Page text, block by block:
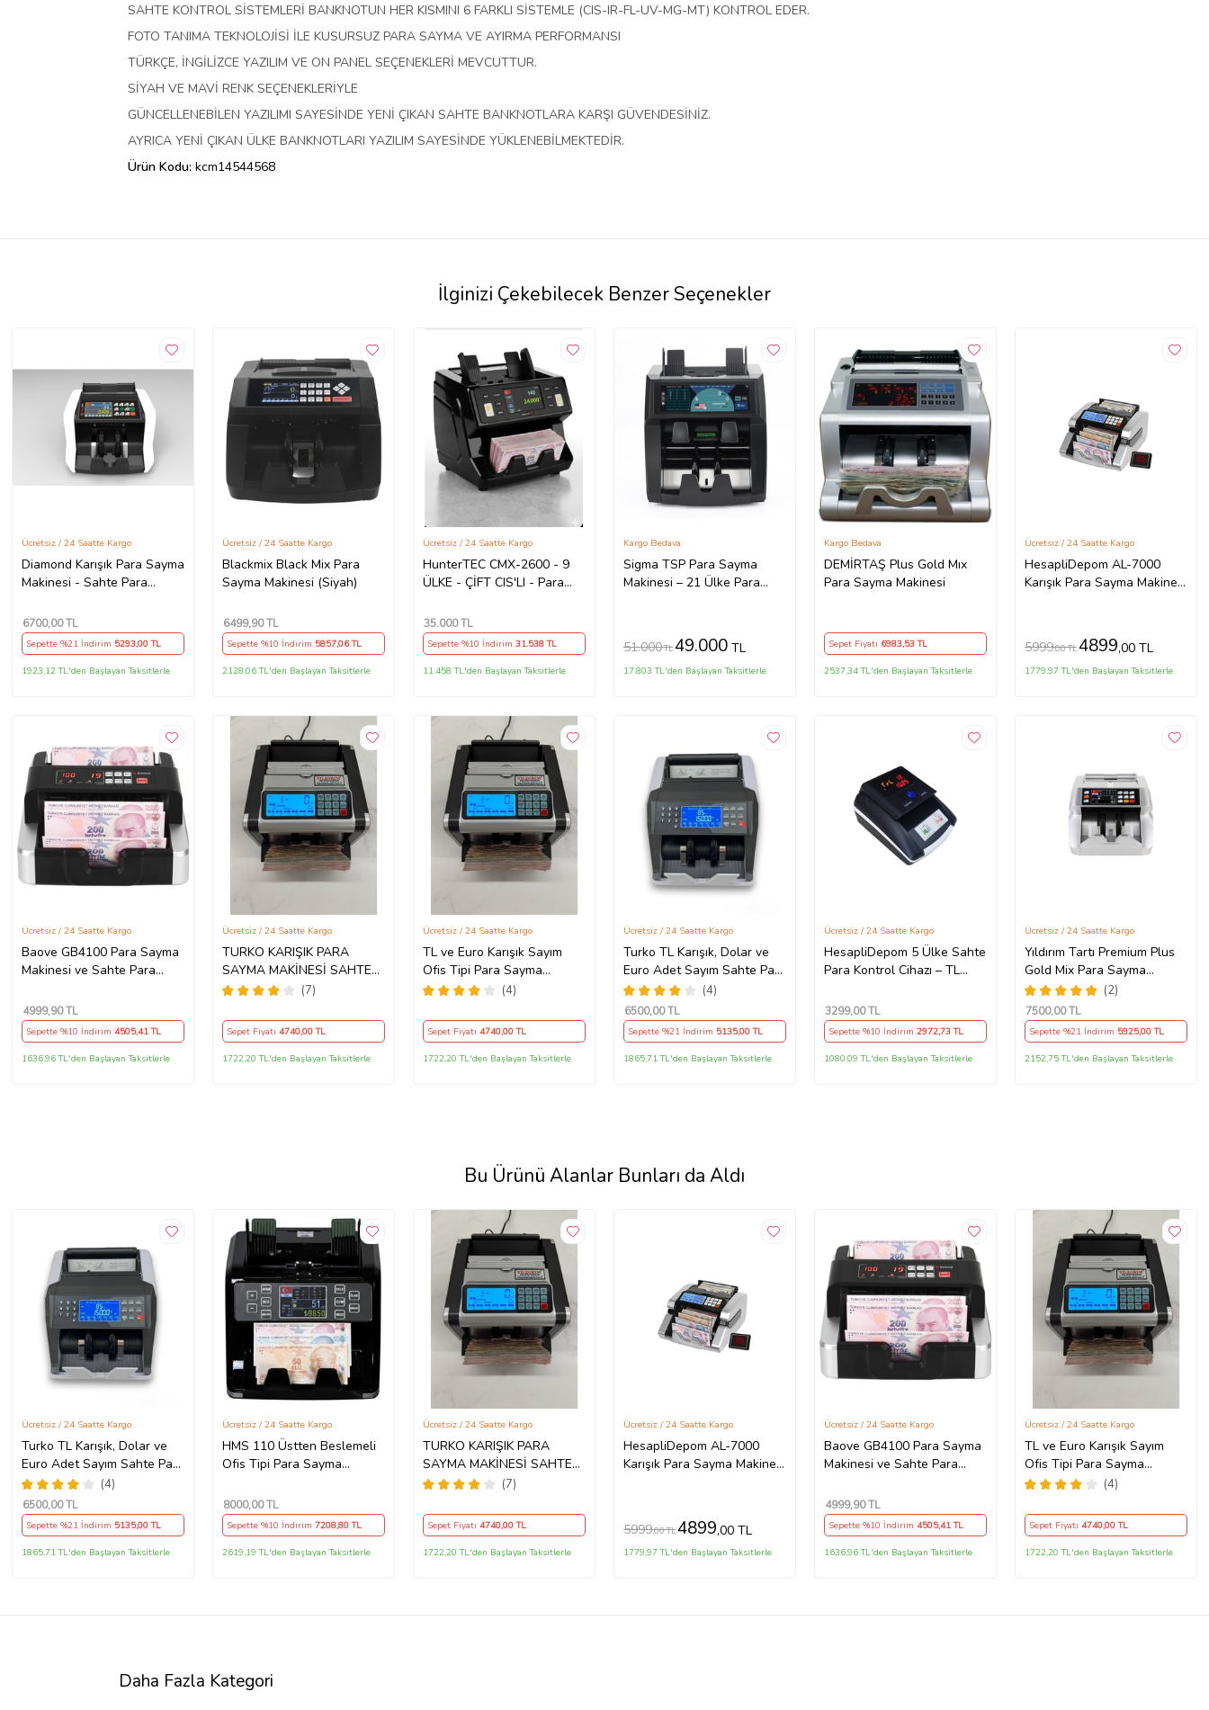
SAHTE KONTROL SİSTEMLERİ BANKNOTUN HER KISMINI 6 FARKLI SİSTEMLE (CIS-IR-FL-UV-MG-MT) KONTROL EDER.
FOTO TANIMA TEKNOLOJİSİ İLE KUSURSUZ PARA SAYMA VE AYIRMA PERFORMANSI
TÜRKÇE, İNGİLİZCE YAZILIM VE ON PANEL SEÇENEKLERİ MEVCUTTUR.
SİYAH VE MAVİ RENK SEÇENEKLERİYLE
GÜNCELLENEBİLEN YAZILIMI SAYESİNDE YENİ ÇIKAN SAHTE BANKNOTLARA KARŞI GÜVENDESİNİZ.
AYRICA YENİ ÇIKAN ÜLKE BANKNOTLARI YAZILIM SAYESİNDE YÜKLENEBİLMEKTEDİR.
Ürün Kodu: kcm14544568
İlginizi Çekebilecek Benzer Seçenekler
Diamond Karışık Para Sayma
Makinesi - Sahte Para
(Müşteri Ekranı Hediyeli)
Ücretsiz / 24 Saatte Kargo
6700,00 TL
Sepette %21 İndirim 5293,00 TL
1923,12 TL'den Başlayan Taksitlerle
Blackmix Black Mix Para
Sayma Makinesi (Siyah)
Ücretsiz / 24 Saatte Kargo
6499,90 TL
Sepette %10 İndirim 5857,06 TL
2128,06 TL'den Başlayan Taksitlerle
HunterTEC CMX-2600 - 9
ÜLKE - ÇİFT CIS'LI - Para
Ücretsiz / 24 Saatte Kargo
35.000TL
Sepette %10 İndirim 31.538TL
11.458 TL'den Başlayan Taksitlerle
Sigma TSP Para Sayma
Makinesi – 21 Ülke Para
Kargo Bedava
51.000TL49.000 TL
17.803 TL'den Başlayan Taksitlerle
DEMİRTAŞ Plus Gold Mıx
Para Sayma Makinesi
Kargo Bedava
Sepet Fiyatı 6983,53 TL
2537,34 TL'den Başlayan Taksitlerle
HesapliDepom AL-7000
Karışık Para Sayma Makinesi
Ücretsiz / 24 Saatte Kargo
5999,00 TL4899,00 TL
1779,97 TL'den Başlayan Taksitlerle
Baove GB4100 Para Sayma
Makinesi ve Sahte Para
- Euro – Usd
Ücretsiz / 24 Saatte Kargo
4999,90 TL
Sepette %10 İndirim 4505,41 TL
1636,96 TL'den Başlayan Taksitlerle
TURKO KARIŞIK PARA
SAYMA MAKİNESİ SAHTE
PARA YAKALAMA +
(7)
Ücretsiz / 24 Saatte Kargo
Sepet Fiyatı 4740,00 TL
1722,20 TL'den Başlayan Taksitlerle
TL ve Euro Karışık Sayım
Ofis Tipi Para Sayma
Makinesi (SAHTE TESPİTLİ
(4)
Ücretsiz / 24 Saatte Kargo
Sepet Fiyatı 4740,00 TL
1722,20 TL'den Başlayan Taksitlerle
Turko TL Karışık, Dolar ve
Euro Adet Sayım Sahte Para
Tespitli Para Sayma
Makinesi
(4)
Ücretsiz / 24 Saatte Kargo
6500,00 TL
Sepette %21 İndirim 5135,00 TL
1865,71 TL'den Başlayan Taksitlerle
HesapliDepom 5 Ülke Sahte
Para Kontrol Cihazı – TL
Dedektörü
Ücretsiz / 24 Saatte Kargo
3299,00 TL
Sepette %10 İndirim2972,73 TL
1080,09 TL'den Başlayan Taksitlerle
Yıldırım Tartı Premium Plus
Gold Mix Para Sayma
Makinesi Geçersiz Para
Tespitli Müşteri Ekranlı
(2)
Ücretsiz / 24 Saatte Kargo
7500,00 TL
Sepette %21 İndirim 5925,00 TL
2152,75 TL'den Başlayan Taksitlerle
Bu Ürünü Alanlar Bunları da Aldı
Turko TL Karışık, Dolar ve
Euro Adet Sayım Sahte Para
Tespitli Para Sayma
Makinesi
(4)
Ücretsiz / 24 Saatte Kargo
6500,00 TL
Sepette %21 İndirim 5135,00 TL
1865,71 TL'den Başlayan Taksitlerle
HMS 110 Üstten Beslemeli
Ofis Tipi Para Sayma
Ücretsiz / 24 Saatte Kargo
8000,00 TL
Sepette %10 İndirim 7208,80 TL
2619,19 TL'den Başlayan Taksitlerle
TURKO KARIŞIK PARA
SAYMA MAKİNESİ SAHTE
PARA YAKALAMA +
(7)
Ücretsiz / 24 Saatte Kargo
Sepet Fiyatı 4740,00 TL
1722,20 TL'den Başlayan Taksitlerle
HesapliDepom AL-7000
Karışık Para Sayma Makinesi
Ücretsiz / 24 Saatte Kargo
5999,00 TL4899,00 TL
1779,97 TL'den Başlayan Taksitlerle
Baove GB4100 Para Sayma
Makinesi ve Sahte Para
- Euro – Usd
Ücretsiz / 24 Saatte Kargo
4999,90 TL
Sepette %10 İndirim 4505,41 TL
1636,96 TL'den Başlayan Taksitlerle
TL ve Euro Karışık Sayım
Ofis Tipi Para Sayma
Makinesi (SAHTE TESPİTLİ
(4)
Ücretsiz / 24 Saatte Kargo
Sepet Fiyatı 4740,00 TL
1722,20 TL'den Başlayan Taksitlerle
Daha Fazla Kategori